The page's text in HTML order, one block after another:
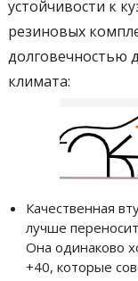
устойчивости к
резиновых
долговечностью
климата:
Качественная
лучше
Она одинаково
+40, которые